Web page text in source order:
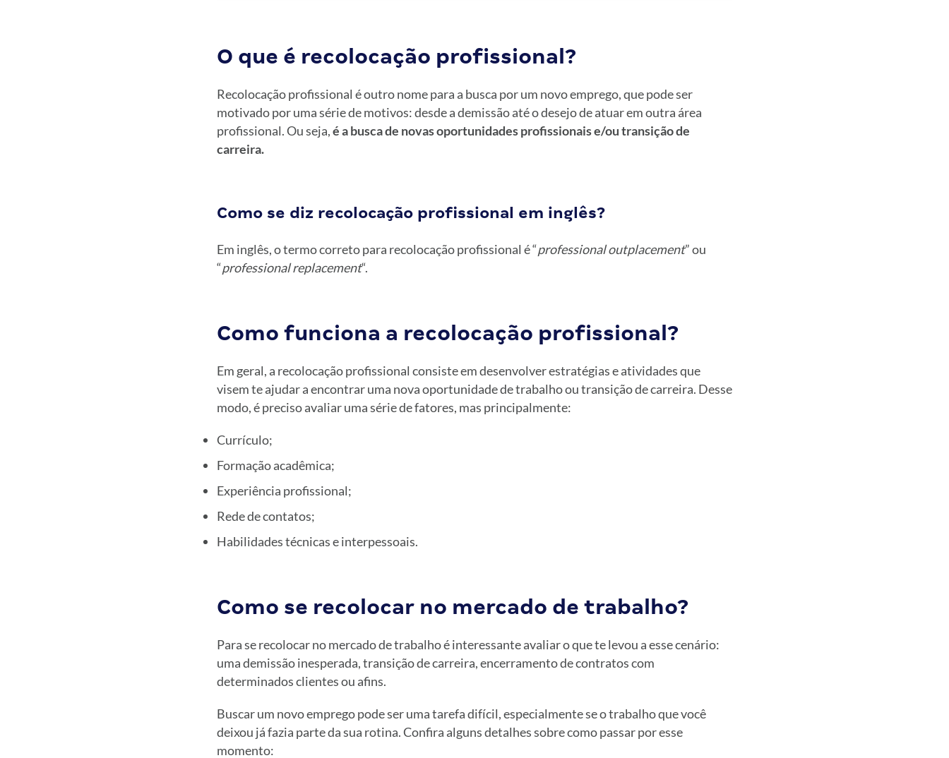
O que é recolocação profissional?
Recolocação profissional é outro nome para a busca por um novo emprego, que pode ser
motivado por uma série de motivos: desde a demissão até o desejo de atuar em outra área
profissional. Ou seja,é a busca de novas oportunidades profissionais e/ou transição de
carreira.
Como se diz recolocação profissional em inglês?
Em inglês, o termo correto para recolocação profissional é “professional outplacement” ou
“professional replacement“.
Como funciona a recolocação profissional?
Em geral, a recolocação profissional consiste em desenvolver estratégias e atividades que
visem te ajudar a encontrar uma nova oportunidade de trabalho ou transição de carreira. Desse
modo, é preciso avaliar uma série de fatores, mas principalmente:
Currículo;
Formação acadêmica;
Experiência profissional;
Rede de contatos;
Habilidades técnicas e interpessoais.
Como se recolocar no mercado de trabalho?
Para se recolocar no mercado de trabalho é interessante avaliar o que te levou a esse cenário:
uma demissão inesperada, transição de carreira, encerramento de contratos com
determinados clientes ou afins.
Buscar um novo emprego pode ser uma tarefa difícil, especialmente se o trabalho que você
deixou já fazia parte da sua rotina. Confira alguns detalhes sobre como passar por esse
momento: